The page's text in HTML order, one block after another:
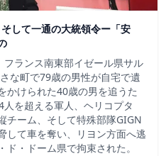
して一通の大統領令ー「安
ランス南東部イゼール県サル
な町で79歳の男性が自宅で遺
かけられた40歳の男を追うた
を超える軍人、ヘリコプタ
チーム、そして特殊部隊GIGN
して車を奪い、リヨン方面へ逃
・ドーム県で拘束された。